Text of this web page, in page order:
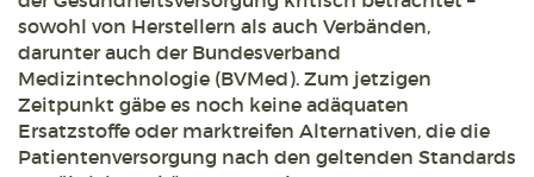
sowohl von Herstellern als auch Verbänden,
darunter auch der Bundesverband
Medizintechnologie (BVMed). Zum jetzigen
Zeitpunkt gäbe es noch keine adäquaten
Ersatzstoffe oder marktreifen Alternativen, die die
Patientenversorgung nach den geltenden Standards